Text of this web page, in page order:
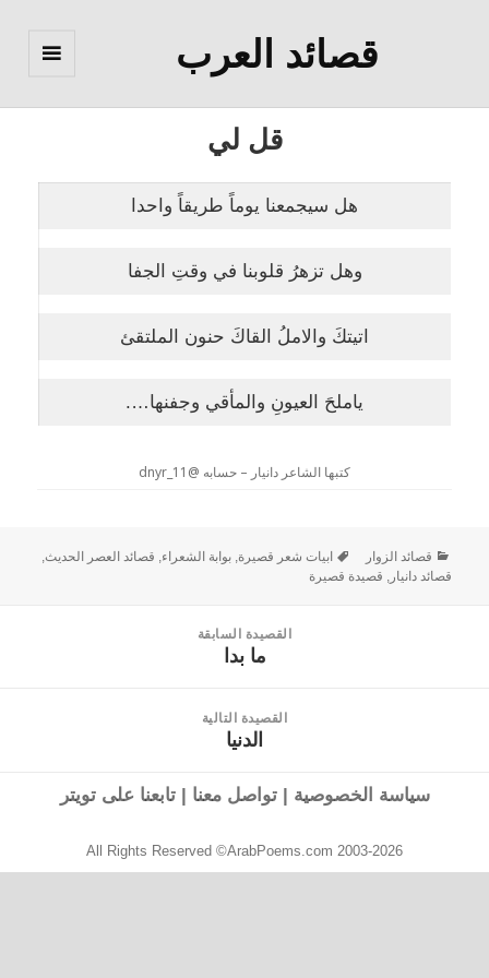
قصائد العرب
قل لي
هل سيجمعنا يوماً طريقاً واحدا
وهل تزهرُ قلوبنا في وقتِ الجفا
اتيتكَ والاملُ القاكَ حنون الملتقئ
ياملحَ العيونِ والمأقي وجفنها….
كتبها الشاعر دانيار – حسابه @dnyr_11
قصائد الزوار ابيات شعر قصيرة ,بوابة الشعراء قصائد العصر الحديث
قصائد دانيار
قصيدة قصيرة
القصيدة السابقة
ما بدا
القصيدة التالية
الدنيا
سياسة الخصوصية |تواصل معنا |تابعنا على تويتر
All Rights Reserved ©ArabPoems.com 2003-2026